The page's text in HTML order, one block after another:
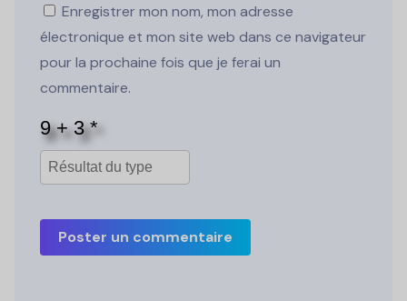
Enregistrer mon nom, mon adresse
électronique et mon site web dans ce navigateur
pour la prochaine fois que je ferai un
commentaire.
Poster un commentaire